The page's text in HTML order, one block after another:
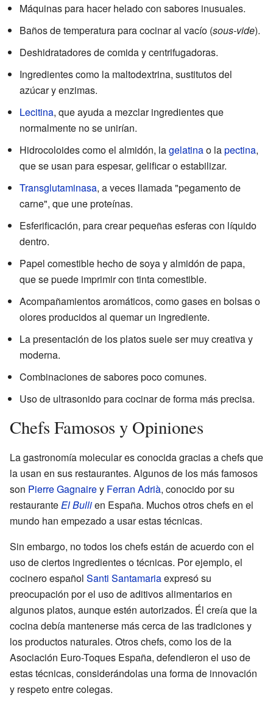
Máquinas para hacer helado con sabores inusuales.
Baños de temperatura para cocinar al vacío (sous-vide).
Deshidratadores de comida y centrifugadoras.
Ingredientes como la maltodextrina, sustitutos del
azúcar y enzimas.
Lecitina, que ayuda a mezclar ingredientes que
normalmente no se unirían.
Hidrocoloides como el almidón, lagelatinao lapectina,
que se usan para espesar, gelificar o estabilizar.
Transglutaminasa, a veces llamada "pegamento de
carne", que une proteínas.
Esferificación, para crear pequeñas esferas con líquido
dentro.
Papel comestible hecho de soya y almidón de papa,
que se puede imprimir con tinta comestible.
Acompañamientos aromáticos, como gases en bolsas o
olores producidos al quemar un ingrediente.
La presentación de los platos suele ser muy creativa y
moderna.
Combinaciones de sabores poco comunes.
Uso de ultrasonido para cocinar de forma más precisa.
Chefs Famosos y Opiniones
La gastronomía molecular es conocida gracias a chefs que
la usan en sus restaurantes. Algunos de los más famosos
son Pierre Gagnairey Ferran Adrià, conocido por su
restaurante El Bullien España. Muchos otros chefs en el
mundo han empezado a usar estas técnicas.
Sin embargo, no todos los chefs están de acuerdo con el
uso de ciertos ingredientes o técnicas. Por ejemplo, el
cocinero español Santi Santamariaexpresó su
preocupación por el uso de aditivos alimentarios en
algunos platos, aunque estén autorizados. Él creía que la
cocina debía mantenerse más cerca de las tradiciones y
los productos naturales. Otros chefs, como los de la
Asociación Euro-Toques España, defendieron el uso de
estas técnicas, considerándolas una forma de innovación
y respeto entre colegas.